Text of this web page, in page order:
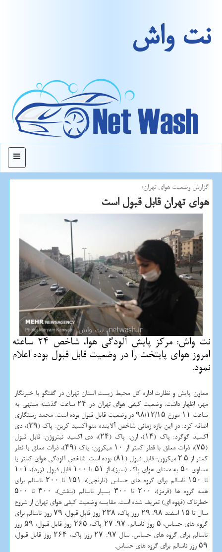
نت واش
منو
گزارش وضعیت هوای تهران؛
هوای تهران قابل قبول است
نت واش: مركز پایش آلودگی هوا، شاخص 24 ساعته
امروز هوای پایتخت را در وضعیت قابل قبول بوده اعلام
نمود.
معاون پایش و نظارت اداره كل محیط زیست استان تهران در گفتگو با خبرنگار
مهر، اظهار داشت: وضعیت كیفی هوای تهران در ۲۴ ساعت گذشته منتهی به
ساعت ۱۱ مورخ ۹۸/۱۲/۱۵ در وضعیت قابل قبول بوده است. محمد رستگاری
اضافه كرد: در این بازه زمانی شاخص آلاینده منو اكسید كربن: پاك (۲۹)، دی
اكسید گوگرد: پاك (۱۴)، ازن: پاك (۲۴)، دی اكسید نیتروژن: قابل قبول
(۷۵)، ذرات معلق با قطر كمتر از ۱۰ میكرون: پاك (۴۹)، ذرات معلق با قطر
كمتر از ۲.۵ میكرون: قابل قبول (۸۱) بوده است. شاخص آلودگی هوای كمتر یا
مساوی ۵۰ به معنای هوای پاك (سبز)، از ۵۱ تا ۱۰۰ قابل قبول (زرد)، ۱۰۱
تا ۱۵۰ ناسالم برای گروه های حساس (نارنجی)، ۱۵۱ تا ۲۰۰ ناسالم برای
همه گروه ها (قرمز)، ۲۰۰ تا ۳۰۰ بسیار ناسالم (بنفش)، ۳۰۰ تا ۵۰۰
خطرناك (قهوه ای) تعریف شده است. مقایسه وضعیت كیفی هوای تهران از شروع
سال تا ۱۵ اسفند ۹۸: ۲۹ روز پاك، ۲۳۸ روز قابل قبول، ۷۹ روز ناسالم برای
گروه های حساس، ۵ روز ناسالم. ۹۷: ۲۷ پاك، ۲۶۵ روز قابل قبول، ۵۹ روز
ناسالم برای گروه های حساس. سال ۹۷: ۲۷ روز پاك، ۲۶۴ روز قابل قبول،
۵۹ روز ناسالم برای گروه های حساس.